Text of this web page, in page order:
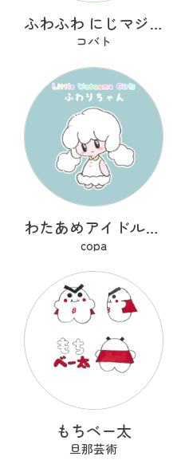
ふわふわ にじマジロ
コバト
わたあめアイドルのふわりちゃん
copa
もちベー太
旦那芸術